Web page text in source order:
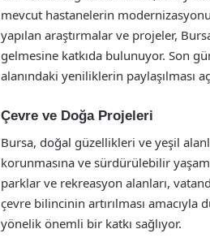
mevcut hastanelerin
yapılan araştırmalar ve projeler,
gelmesine katkıda bulunuyor. Son
alanındaki yeniliklerin paylaşılması
Çevre ve Doğa Projeleri
Bursa, doğal güzellikleri ve yeşil
korunmasına ve sürdürülebilir
parklar ve rekreasyon alanları,
çevre bilincinin artırılması
yönelik önemli bir katkı sağlıyor.